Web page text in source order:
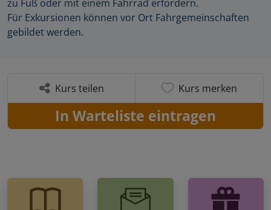
zu Fuß oder mit einem Fahrrad erfordern.
Für Exkursionen können vor Ort Fahrgemeinschaften
gebildet werden.
Kurs teilen Kurs merken
In Warteliste eintragen